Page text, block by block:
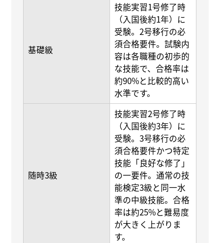
基礎級
技能実習1号修了時
（入国後約1年）に
受験。2号移行の必
須合格要件。試験内
容は各職種の初歩的
な技能で、合格率は
約90%と比較的高い
水準です。
随時3級
技能実習2号修了時
（入国後約3年）に
受験。3号移行の必
須合格要件かつ特定
技能「良好な修了」
の一要件。通常の技
能検定3級と同一水
準の中級技能。合格
率は約25%と難易度
が大きく上がりま
す。